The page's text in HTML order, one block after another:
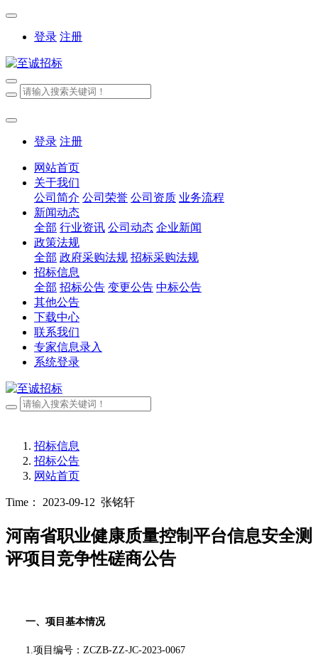
登录 注册
登录 注册
网站首页
关于我们
公司简介 公司荣誉 公司资质 业务流程
新闻动态
全部 行业资讯 公司动态 企业新闻
政策法规
全部 政府采购法规 招标采购法规
招标信息
全部 招标公告 变更公告 中标公告
其他公告
下载中心
联系我们
专家信息录入
系统登录
招标信息
招标公告
网站首页
Time： 2023-09-12 张铭轩
河南省职业健康质量控制平台信息安全测
评项目竞争性磋商公告
一、项目基本情况
1.项目编号：ZCZB-ZZ-JC-2023-0067